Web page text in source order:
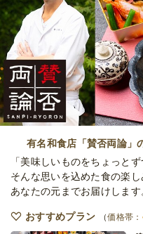
た
オ
オードブル
締切 2日前12時
最低ご注文金額 32,000円
有名和食店「賛否両論」
「美味しいものをちょっと
そんな思いを込めた食の楽
あなたの元までお届けします
おすすめプラン 価格帯：